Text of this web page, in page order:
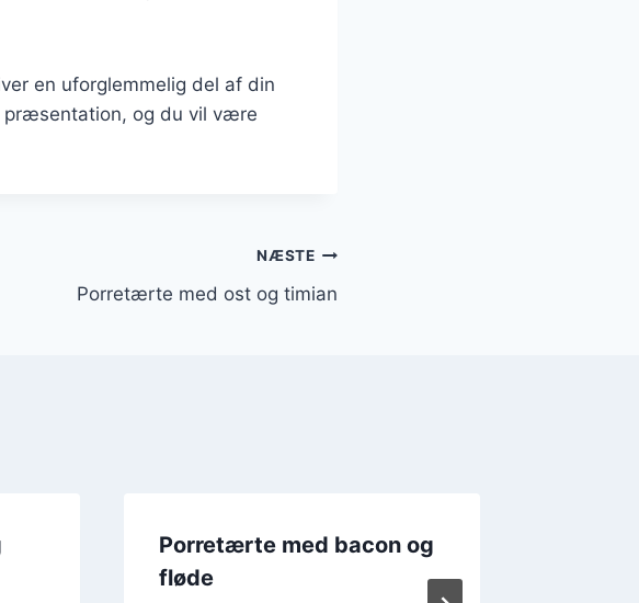
en uforglemmelig del af din
og du vil være
NÆSTE
Porretærte med ost og timian
Porretærte med bacon og
fløde